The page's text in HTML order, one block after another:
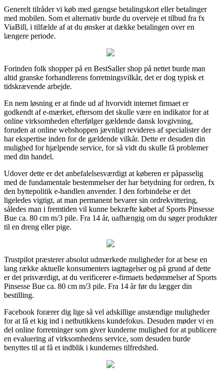
Generelt tilråder vi køb med gængse betalingskort eller betalinger
med mobilen. Som et alternativ burde du overveje et tilbud fra fx
ViaBill, i tilfælde af at du ønsker at dække betalingen over en
længere periode.
Forinden folk shopper på en BestSaller shop på nettet burde man
altid granske forhandlerens forretningsvilkår, det er dog typisk et
tidskrævende arbejde.
En nem løsning er at finde ud af hvorvidt internet firmaet er
godkendt af e-mærket, eftersom det skulle være en indikator for at
online virksomheden efterfølger gældende dansk lovgivning,
foruden at online webshoppen jævnligt revideres af specialister der
har ekspertise inden for de gældende vilkår. Dette er desuden din
mulighed for hjælpende service, for så vidt du skulle få problemer
med din handel.
Udover dette er det anbefalelsesværdigt at køberen er påpasselig
med de fundamentale bestemmelser der har betydning for ordren, fx
den byttepolitik e-handlen anvender. I den forbindelse er det
ligeledes vigtigt, at man permanent bevarer sin ordrekvittering,
således man i fremtiden vil kunne bekræfte købet af Sports Pinsesse
Bue ca. 80 cm m/3 pile. Fra 14 år, uafhængig om du søger produkter
til en dreng eller pige.
Trustpilot præsterer absolut udmærkede muligheder for at bese en
lang række aktuelle konsumenters iagttagelser og på grund af dette
er det prisværdigt, at du verificerer e-firmaets bedømmelser af Sports
Pinsesse Bue ca. 80 cm m/3 pile. Fra 14 år før du lægger din
bestilling.
Facebook forærer dig lige så vel adskillige anstændige muligheder
for at få et kig ind i netbutikkens kundefokus. Desuden møder vi en
del online forretninger som giver kunderne mulighed for at publicere
en evaluering af virksomhedens service, som desuden burde
benyttes til at få et indblik i kundernes tilfredshed.